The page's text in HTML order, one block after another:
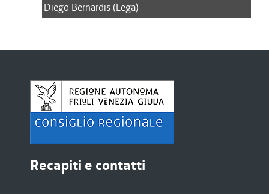
Diego Bernardis (Lega)
Recapiti e contatti